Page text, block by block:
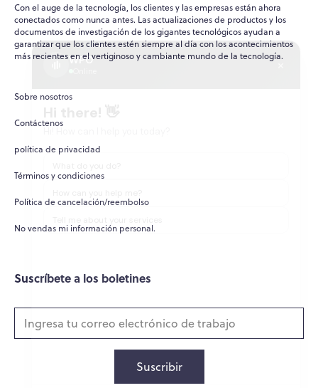
Con el auge de la tecnología, los clientes y las empresas están ahora
conectados como nunca antes. Las actualizaciones de productos y los
documentos de investigación de los gigantes tecnológicos ayudan a
garantizar que los clientes estén siempre al día con los acontecimientos
más recientes en el vertiginoso y cambiante mundo de la tecnología.
Sobre nosotros
Contáctenos
política de privacidad
Términos y condiciones
Política de cancelación/reembolso
No vendas mi información personal.
Suscríbete a los boletines
Suscribir
WPO ×
Hi there! 👋
Hi! How can I help you today?
What do you do?